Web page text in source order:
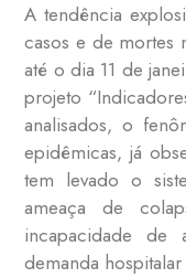
A tendência
casos e de mortes
até o dia 11 de
projeto
analisados, o
epidêmicas, já
tem levado o
ameaça de
incapacidade de
demanda